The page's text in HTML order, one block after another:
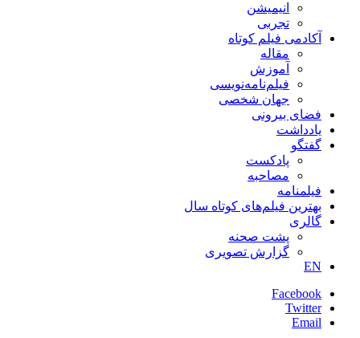
انیمیشن
تجربی
آکادمی فیلم کوتاه
مقاله
آموزش
فیلم‌نامه‌نویسی
جهان شخصی
فضای بیرونی
یادداشت
گفتگو
پادکست
مصاحبه
فیلمنامه
بهترین فیلم‌های کوتاه سال
گالری
پشت صحنه
گزارش تصویری
EN
Facebook
Twitter
Email